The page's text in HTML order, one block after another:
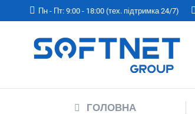
Пн - Пт: 9:00 - 18:00 (тех. підтримка 24/7)
ГОЛОВНА
ГОЛОВНА